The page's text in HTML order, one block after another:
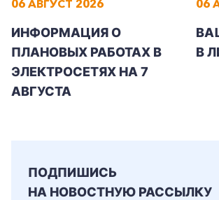
+7-800-700-24-57
Частным клиентам
06 АВГУСТ 2026
ИНФОРМАЦИЯ О
ПЛАНОВЫХ РАБОТАХ В
ЭЛЕКТРОСЕТЯХ НА 7
АВГУСТА
06
В
ПОДПИШИСЬ
НА НОВОСТНУЮ РАССЫЛКУ